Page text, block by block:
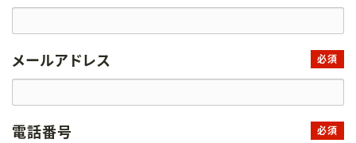
メールアドレス 必須
電話番号 必須